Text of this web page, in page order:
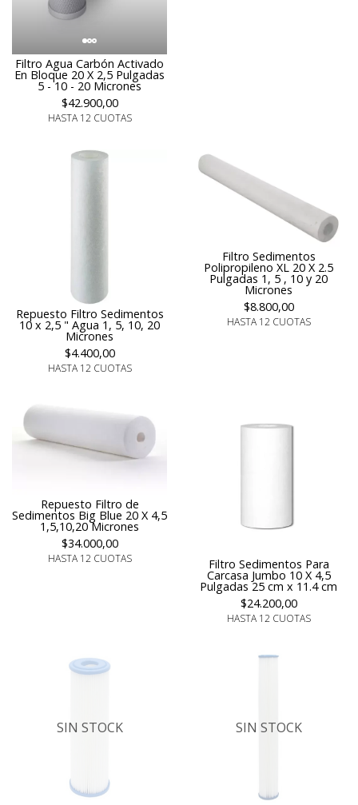
Filtro Agua Carbón Activado
En Bloque 20 X 2,5 Pulgadas
5 - 10 - 20 Micrones
$42.900,00
HASTA 12 CUOTAS
Repuesto Filtro Sedimentos
10 x 2,5 " Agua 1, 5, 10, 20
Micrones
$4.400,00
HASTA 12 CUOTAS
Filtro Sedimentos
Polipropileno XL 20 X 2.5
Pulgadas 1, 5 , 10 y 20
Micrones
$8.800,00
HASTA 12 CUOTAS
Repuesto Filtro de
Sedimentos Big Blue 20 X 4,5
1,5,10,20 Micrones
$34.000,00
HASTA 12 CUOTAS Filtro Sedimentos Para
Carcasa Jumbo 10 X 4,5
Pulgadas 25 cm x 11.4 cm
$24.200,00
HASTA 12 CUOTAS
SIN STOCK SIN STOCK